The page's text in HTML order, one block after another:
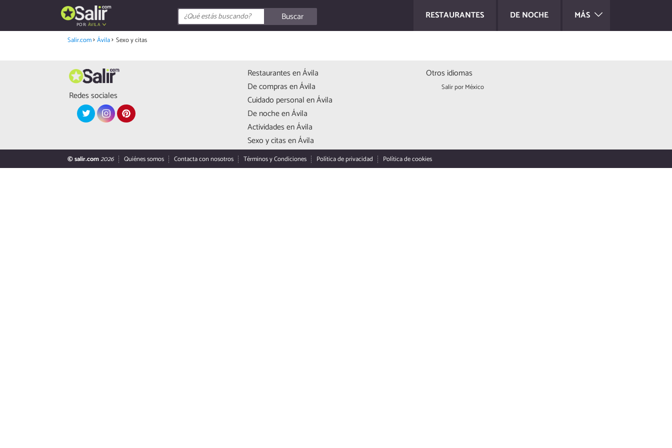
RESTAURANTES DE NOCHE MÁS
POR: ÁVILA
Buscar
Salir.com Ávila Sexo y citas
Redes sociales
Restaurantes en Ávila
De compras en Ávila
Cuidado personal en Ávila
De noche en Ávila
Actividades en Ávila
Sexo y citas en Ávila
Otros idiomas
Salir por México
© salir.com2026 Quiénes somos Contacta con nosotros Términos y Condiciones Política de privacidad Política de cookies